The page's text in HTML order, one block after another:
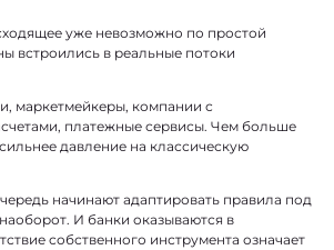
уже невозможно по простой
встроились в реальные потоки
маркетмейкеры, компании с
платежные сервисы. Чем больше
давление на классическую
начинают адаптировать правила под
И банки оказываются в
собственного инструмента означает